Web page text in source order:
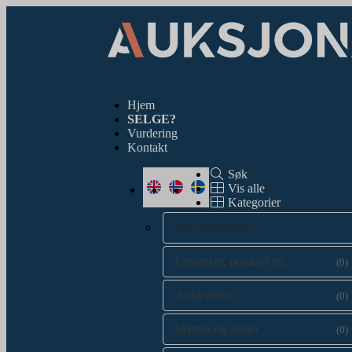
Hjem
SELGE?
Vurdering
Kontakt
Søk
Vis alle
Kategorier
Alle kategorier
Frimerker, postkort etc. (0)
Antikviteter (0)
Mynter og sedler (0)